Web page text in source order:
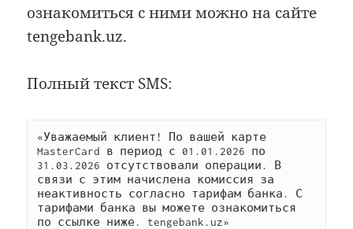
ознакомиться с ними можно на сайте
tengebank.uz.
Полный текст SMS:
«Уважаемый клиент! По вашей карте
MasterCard в период с 01.01.2026 по
31.03.2026 отсутствовали операции. В
связи с этим начислена комиссия за
неактивность согласно тарифам банка. С
тарифами банка вы можете ознакомиться
по ссылке ниже. tengebank.uz»